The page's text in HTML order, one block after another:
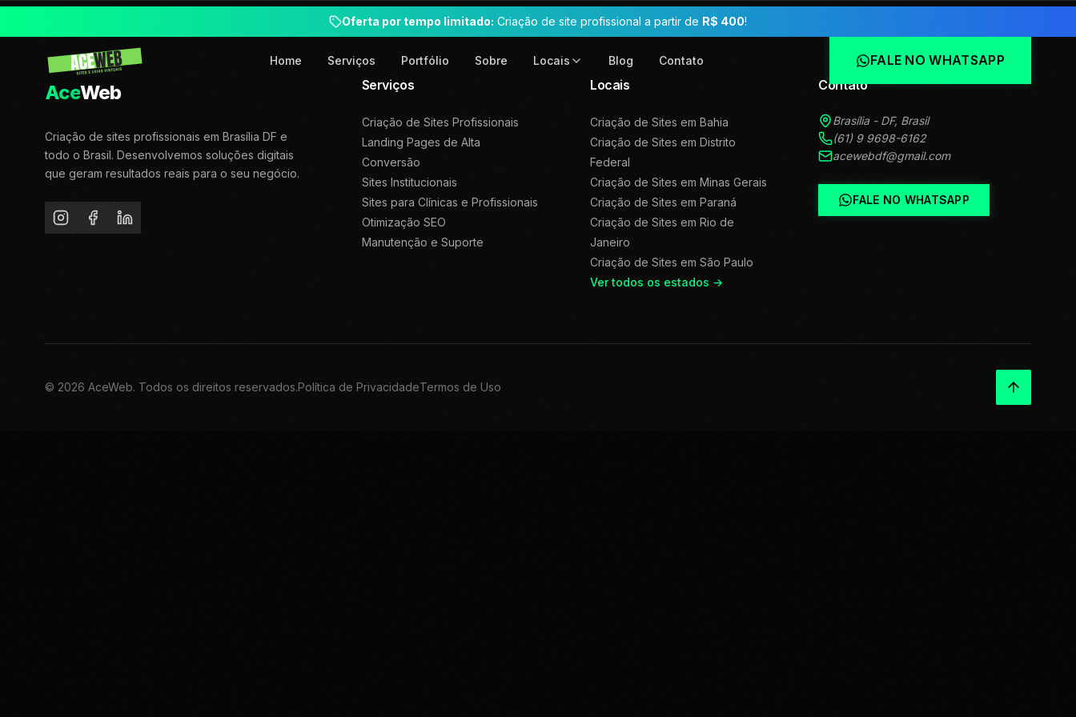
Oferta por tempo limitado: Criação de site profissional a partir de R$ 400!
Home Serviços Portfólio Sobre Locais Blog Contato FALE NO WHATSAPP
AceWeb
Criação de sites profissionais em Brasília DF e
todo o Brasil. Desenvolvemos soluções digitais
que geram resultados reais para o seu negócio.
Serviços
Criação de Sites Profissionais
Landing Pages de Alta
Conversão
Sites Institucionais
Sites para Clínicas e Profissionais
Otimização SEO
Manutenção e Suporte
Locais
Criação de Sites emBahia
Criação de Sites emDistrito
Federal
Criação de Sites emMinas Gerais
Criação de Sites emParaná
Criação de Sites emRio de
Janeiro
Criação de Sites emSão Paulo
Ver todos os estados →
Contato
Brasília - DF, Brasil
(61) 9 9698-6162
acewebdf@gmail.com
FALE NO WHATSAPP
© 2026 AceWeb. Todos os direitos reservados.Política de PrivacidadeTermos de Uso